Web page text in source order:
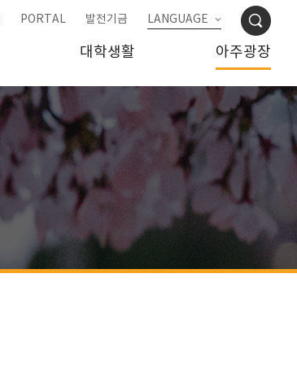
PORTAL 발전기금 LANGUAGE
대학생활 아주광장